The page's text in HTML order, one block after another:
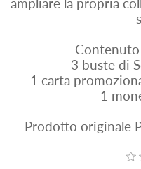
ampliare la propria
3 buste di
1 carta
1
Prodotto originale